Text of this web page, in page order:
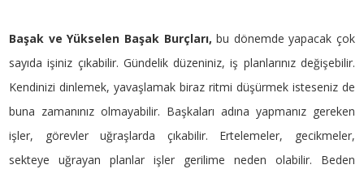
Başak ve Yükselen Başak Burçları,bu dönemde yapacak çok
sayıda işiniz çıkabilir. Gündelik düzeniniz, iş planlarınız değişebilir.
Kendinizi dinlemek, yavaşlamak biraz ritmi düşürmek isteseniz de
buna zamanınız olmayabilir. Başkaları adına yapmanız gereken
işler, görevler uğraşlarda çıkabilir. Ertelemeler, gecikmeler,
sekteye uğrayan planlar işler gerilime neden olabilir. Beden